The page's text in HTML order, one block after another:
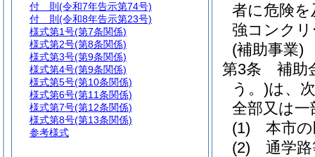
者に危険
強コンク
(補助事業)
第3条
補助
う。)は、
全部又は
(1)
本市
(2)
通学
付 則 (令和7年告示第74号)
付 則 (令和8年告示第23号)
様式第1号(第7条関係)
様式第2号(第8条関係)
様式第3号(第9条関係)
様式第4号(第9条関係)
様式第5号(第10条関係)
様式第6号(第11条関係)
様式第7号(第12条関係)
様式第8号(第13条関係)
参考様式